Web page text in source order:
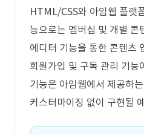
HTML/CSS와 아임웹 플랫
능으로는 멤버십 및 개별 콘
에디터 기능을 통한 콘텐츠
회원가입 및 구독 관리 기능
기능은 아임웹에서 제공하
커스터마이징 없이 구현될